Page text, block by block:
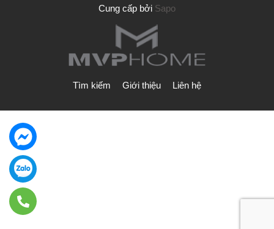
Cung cấp bởi Sapo
Tìm kiếm Giới thiệu Liên hệ